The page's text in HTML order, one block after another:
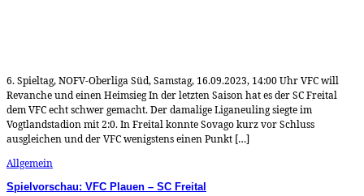
6. Spieltag, NOFV-Oberliga Süd, Samstag, 16.09.2023, 14:00 Uhr VFC will
Revanche und einen Heimsieg In der letzten Saison hat es der SC Freital
dem VFC echt schwer gemacht. Der damalige Liganeuling siegte im
Vogtlandstadion mit 2:0. In Freital konnte Sovago kurz vor Schluss
ausgleichen und der VFC wenigstens einen Punkt […]
Allgemein
Spielvorschau: VFC Plauen – SC Freital